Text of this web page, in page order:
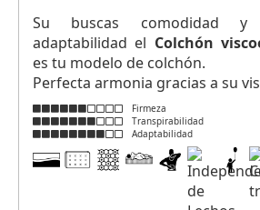
Su buscas comodidad y
adaptabilidad el Colchón
es tu modelo de colchón.
Perfecta armonia gracias a su
Firmeza
Transpirabilidad
Adaptabilidad